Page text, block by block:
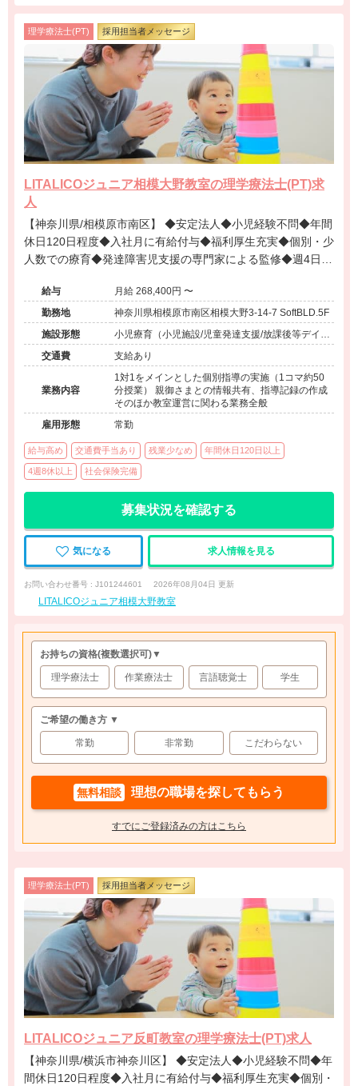
理学療法士(PT) 採用担当者メッセージ
LITALICOジュニア相模大野教室の理学療法士(PT)求
人
【神奈川県/相模原市南区】 ◆安定法人◆小児経験不問◆年間
休日120日程度◆入社月に有給付与◆福利厚生充実◆個別・少
人数での療育◆発達障害児支援の専門家による監修◆週4日勤
給与
月給 268,400円 〜
勤務地
神奈川県相模原市南区相模大野3-14-7 SoftBLD.5F
施設形態
小児療育（小児施設/児童発達支援/放課後等デイサ
ービス）
交通費 支給あり
業務内容
1対1をメインとした個別指導の実施（1コマ約50
分授業） 親御さまとの情報共有、指導記録の作成
そのほか教室運営に関わる業務全般
雇用形態
常勤
給与高め 交通費手当あり 残業少なめ 年間休日120日以上
4週8休以上 社会保険完備
募集状況を確認する
気になる 求人情報を見る
お問い合わせ番号 : J101244601 2026年08月04日 更新
LITALICOジュニア相模大野教室
お持ちの資格(複数選択可)▼
理学療法士 作業療法士 言語聴覚士 学生
ご希望の働き方 ▼
常勤 非常勤 こだわらない
無料相談 理想の職場を探してもらう
すでにご登録済みの方はこちら
理学療法士(PT) 採用担当者メッセージ
LITALICOジュニア反町教室の理学療法士(PT)求人
【神奈川県/横浜市神奈川区】 ◆安定法人◆小児経験不問◆年
間休日120日程度◆入社月に有給付与◆福利厚生充実◆個別・